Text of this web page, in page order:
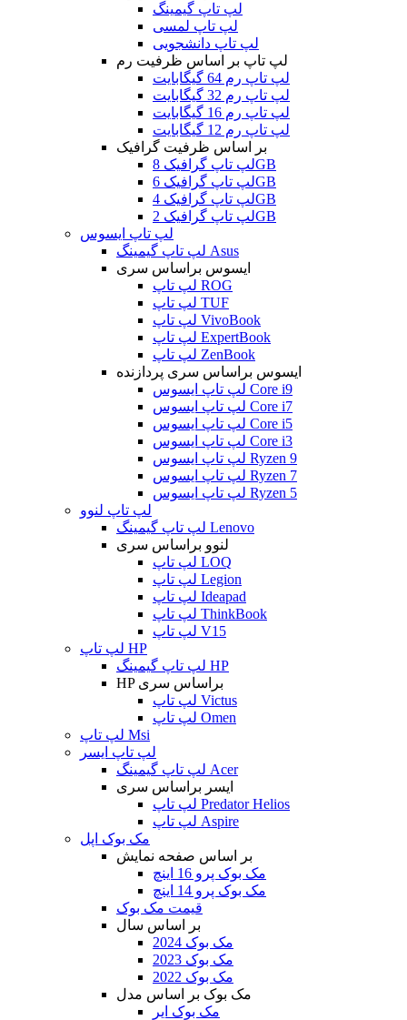
لپ تاپ گیمینگ
لپ تاپ لمسی
لپ تاپ دانشجویی
لپ تاپ بر اساس ظرفیت رم
لپ تاپ رم 64 گیگابایت
لپ تاپ رم 32 گیگابایت
لپ تاپ رم 16 گیگابایت
لپ تاپ رم 12 گیگابایت
بر اساس ظرفیت گرافیک
لپ تاپ گرافیک 8GB
لپ تاپ گرافیک 6GB
لپ تاپ گرافیک 4GB
لپ تاپ گرافیک 2GB
لپ تاپ ایسوس
لپ تاپ گیمینگ Asus
ایسوس براساس سری
لپ تاپ ROG
لپ تاپ TUF
لپ تاپ VivoBook
لپ تاپ ExpertBook
لپ تاپ ZenBook
ایسوس براساس سری پردازنده
لپ تاپ ایسوس Core i9
لپ تاپ ایسوس Core i7
لپ تاپ ایسوس Core i5
لپ تاپ ایسوس Core i3
لپ تاپ ایسوس Ryzen 9
لپ تاپ ایسوس Ryzen 7
لپ تاپ ایسوس Ryzen 5
لپ تاپ لنوو
لپ تاپ گیمینگ Lenovo
لنوو براساس سری
لپ تاپ LOQ
لپ تاپ Legion
لپ تاپ Ideapad
لپ تاپ ThinkBook
لپ تاپ V15
لپ تاپ HP
لپ تاپ گیمینگ HP
HP براساس سری
لپ تاپ Victus
لپ تاپ Omen
لپ تاپ Msi
لپ تاپ ایسر
لپ تاپ گیمینگ Acer
ایسر براساس سری
لپ تاپ Predator Helios
لپ تاپ Aspire
مک بوک اپل
بر اساس صفحه نمایش
مک بوک پرو 16 اینچ
مک بوک پرو 14 اینچ
قیمت مک بوک
بر اساس سال
مک بوک 2024
مک بوک 2023
مک بوک 2022
مک بوک بر اساس مدل
مک بوک ایر